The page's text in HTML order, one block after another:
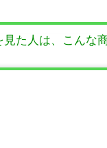
見た人は、こんな